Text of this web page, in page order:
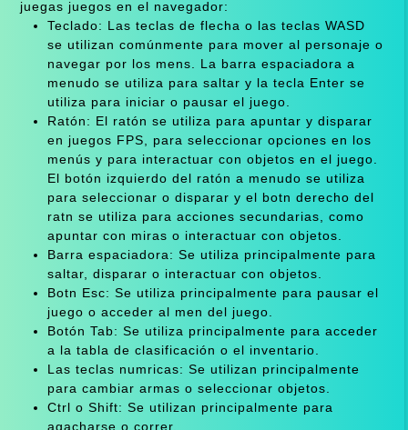
juegas juegos en el navegador:
Teclado: Las teclas de flecha o las teclas WASD
se utilizan comúnmente para mover al personaje o
navegar por los mens. La barra espaciadora a
menudo se utiliza para saltar y la tecla Enter se
utiliza para iniciar o pausar el juego.
Ratón: El ratón se utiliza para apuntar y disparar
en juegos FPS, para seleccionar opciones en los
menús y para interactuar con objetos en el juego.
El botón izquierdo del ratón a menudo se utiliza
para seleccionar o disparar y el botn derecho del
ratn se utiliza para acciones secundarias, como
apuntar con miras o interactuar con objetos.
Barra espaciadora: Se utiliza principalmente para
saltar, disparar o interactuar con objetos.
Botn Esc: Se utiliza principalmente para pausar el
juego o acceder al men del juego.
Botón Tab: Se utiliza principalmente para acceder
a la tabla de clasificación o el inventario.
Las teclas numricas: Se utilizan principalmente
para cambiar armas o seleccionar objetos.
Ctrl o Shift: Se utilizan principalmente para
agacharse o correr.